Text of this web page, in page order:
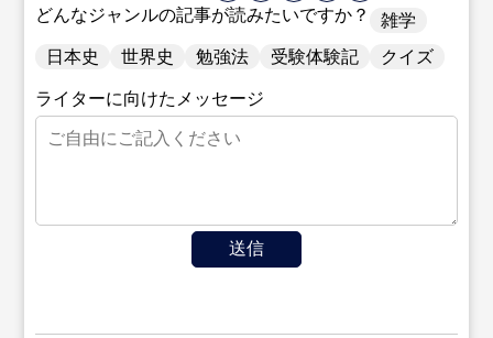
どんなジャンルの記事が読みたいですか？
雑学
日本史
世界史 勉強法 受験体験記
クイズ
ライターに向けたメッセージ
送信